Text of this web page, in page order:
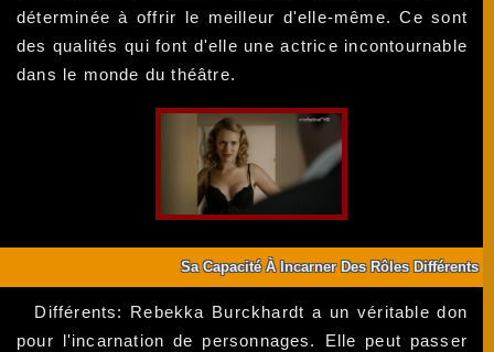
déterminée à offrir le meilleur d'elle-même. Ce sont
des qualités qui font d'elle une actrice incontournable
dans le monde du théâtre.
Sa Capacité À Incarner Des Rôles Différents
Différents: Rebekka Burckhardt a un véritable don
pour l'incarnation de personnages. Elle peut passer